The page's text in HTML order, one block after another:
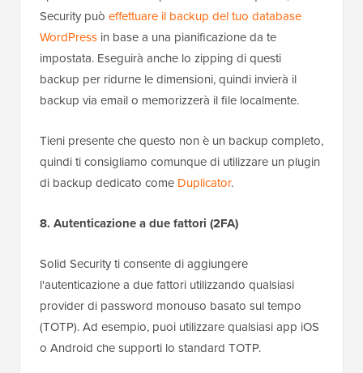
Security può effettuare il backup del tuo database
WordPress in base a una pianificazione da te
impostata. Eseguirà anche lo zipping di questi
backup per ridurne le dimensioni, quindi invierà il
backup via email o memorizzerà il file localmente.
Tieni presente che questo non è un backup completo,
quindi ti consigliamo comunque di utilizzare un plugin
di backup dedicato come Duplicator.
8. Autenticazione a due fattori (2FA)
Solid Security ti consente di aggiungere
l'autenticazione a due fattori utilizzando qualsiasi
provider di password monouso basato sul tempo
(TOTP). Ad esempio, puoi utilizzare qualsiasi app iOS
o Android che supporti lo standard TOTP.